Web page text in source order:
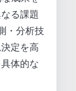
る課題
・分析技
定を高
体的な